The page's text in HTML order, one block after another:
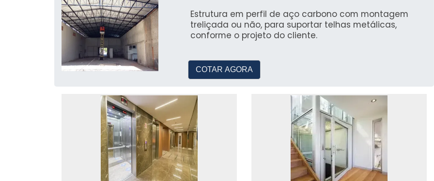
Estrutura em perfil de aço carbono com montagem
treliçada ou não, para suportar telhas metálicas,
conforme o projeto do cliente.
COTAR AGORA